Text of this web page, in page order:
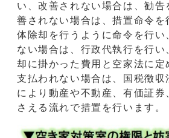
い、改善されない場合は、勧告
善されない場合は、措置命令を
体除却を⾏うように命令を⾏い
ない場合は、⾏政代執⾏を⾏い
却に掛かった費⽤と空家法に定
⽀払われない場合は、国税徴収
により動産や不動産、有価証券
さえる流れで措置を⾏います。